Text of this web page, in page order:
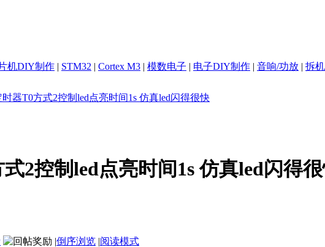
机DIY制作 | STM32 | Cortex M3 | 模数电子 | 电子DIY制作 | 音响/功放 | 拆
器T0方式2控制led点亮时间1s 仿真led闪得很快
2控制led点亮时间1s 仿真led闪得
|倒序浏览 |阅读模式